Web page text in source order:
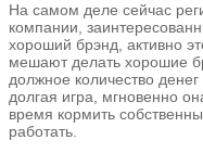
На самом деле сейчас
компании,
хороший брэнд, активно
мешают делать хорошие
должное количество
долгая игра, мгновенно
время кормить
работать.